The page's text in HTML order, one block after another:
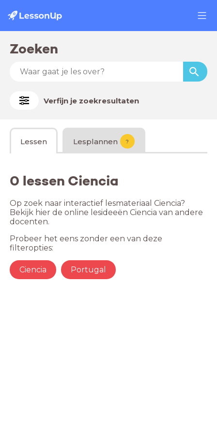
Zoeken
Verfijn je zoekresultaten
Lessen Lesplannen ?
0 lessen Ciencia
Op zoek naar interactief lesmateriaal Ciencia?
Bekijk hier de online lesideeën Ciencia van andere
docenten.
Probeer het eens zonder een van deze
filteropties:
Ciencia Portugal